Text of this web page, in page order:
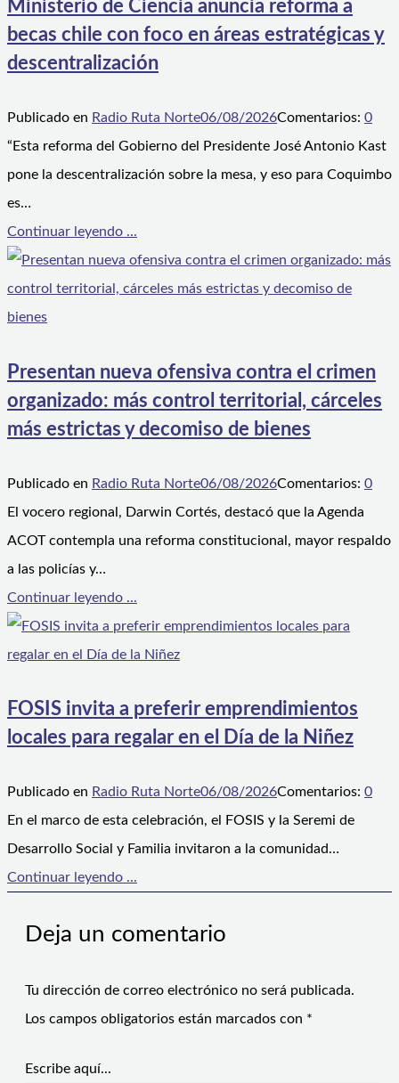
Ministerio de Ciencia anuncia reforma a
becas chile con foco en áreas estratégicas y
descentralización
Publicado en Radio Ruta Norte06/08/2026Comentarios: 0
“Esta reforma del Gobierno del Presidente José Antonio Kast
pone la descentralización sobre la mesa, y eso para Coquimbo
es…
Continuar leyendo ...
Presentan nueva ofensiva contra el crimen
organizado: más control territorial, cárceles
más estrictas y decomiso de bienes
Publicado en Radio Ruta Norte06/08/2026Comentarios: 0
El vocero regional, Darwin Cortés, destacó que la Agenda
ACOT contempla una reforma constitucional, mayor respaldo
a las policías y…
Continuar leyendo ...
FOSIS invita a preferir emprendimientos
locales para regalar en el Día de la Niñez
Publicado en Radio Ruta Norte06/08/2026Comentarios: 0
En el marco de esta celebración, el FOSIS y la Seremi de
Desarrollo Social y Familia invitaron a la comunidad…
Continuar leyendo ...
Deja un comentario
Tu dirección de correo electrónico no será publicada.
Los campos obligatorios están marcados con *
Escribe aquí...